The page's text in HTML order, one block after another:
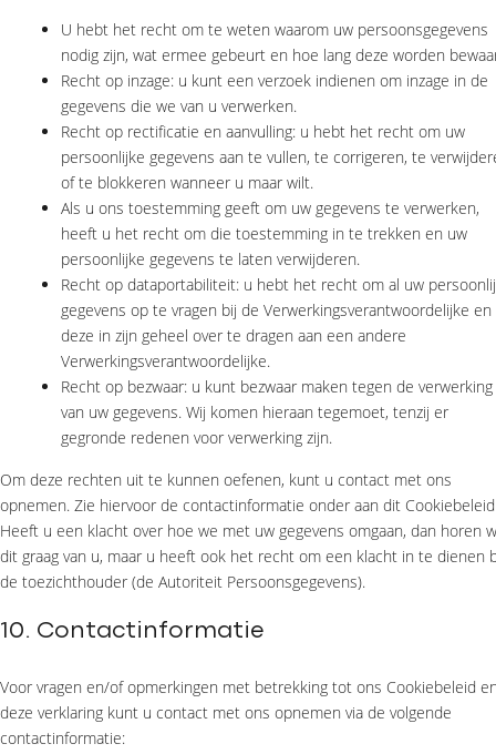
U hebt het recht om te weten waarom uw persoonsgegevens
nodig zijn, wat ermee gebeurt en hoe lang deze worden
Recht op inzage: u kunt een verzoek indienen om inzage in de
gegevens die we van u verwerken.
Recht op rectificatie en aanvulling: u hebt het recht om uw
persoonlijke gegevens aan te vullen, te corrigeren, te
of te blokkeren wanneer u maar wilt.
Als u ons toestemming geeft om uw gegevens te verwerken,
heeft u het recht om die toestemming in te trekken en uw
persoonlijke gegevens te laten verwijderen.
Recht op dataportabiliteit: u hebt het recht om al uw
gegevens op te vragen bij de Verwerkingsverantwoordelijke en
deze in zijn geheel over te dragen aan een andere
Verwerkingsverantwoordelijke.
Recht op bezwaar: u kunt bezwaar maken tegen de verwerking
van uw gegevens. Wij komen hieraan tegemoet, tenzij er
gegronde redenen voor verwerking zijn.
Om deze rechten uit te kunnen oefenen, kunt u contact met ons
opnemen. Zie hiervoor de contactinformatie onder aan dit
Heeft u een klacht over hoe we met uw gegevens omgaan, dan horen
dit graag van u, maar u heeft ook het recht om een klacht in te dienen
de toezichthouder (de Autoriteit Persoonsgegevens).
10. Contactinformatie
Voor vragen en/of opmerkingen met betrekking tot ons Cookiebeleid
deze verklaring kunt u contact met ons opnemen via de volgende
contactinformatie: